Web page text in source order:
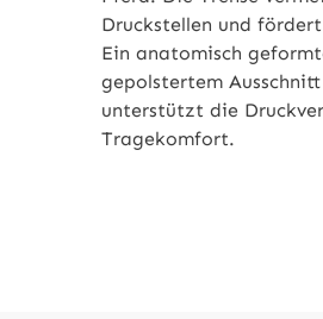
Druckstellen und
Ein anatomisch
gepolstertem
unterstützt die
Tragekomfort.